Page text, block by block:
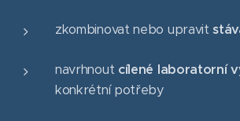
zkombinovat nebo upravit
navrhnout cílené laboratorní
konkrétní potřeby